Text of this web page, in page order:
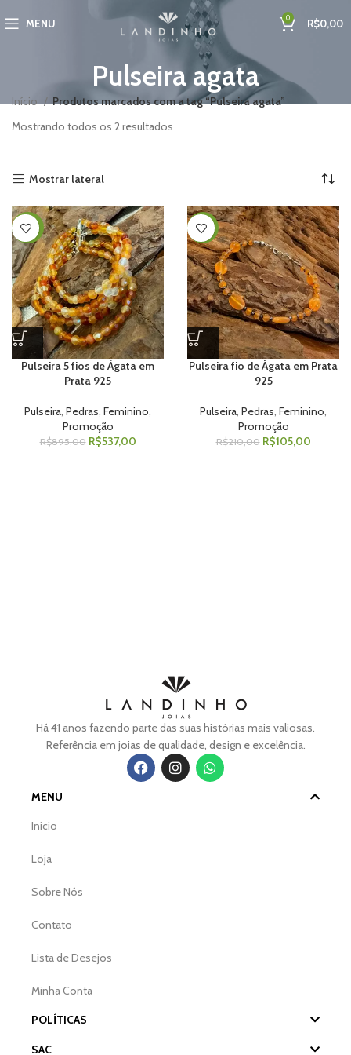
MENU 0 R$0,00
Pulseira agata
Início
Produtos marcados com a tag “Pulseira agata”
Mostrando todos os 2 resultados
Mostrar lateral
-40%
Pulseira 5 fios de Ágata em
Prata 925
Pulseira, Pedras, Feminino,
Promoção
R$895,00 R$537,00
-50%
Pulseira fio de Ágata em Prata
925
Pulseira, Pedras, Feminino,
Promoção
R$210,00 R$105,00
Há 41 anos fazendo parte das suas histórias mais valiosas.
Referência em joias de qualidade, design e excelência.
MENU
Início
Loja
Sobre Nós
Contato
Lista de Desejos
Minha Conta
POLÍTICAS
SAC